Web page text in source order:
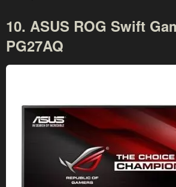
10. ASUS ROG Swift
PG27AQ